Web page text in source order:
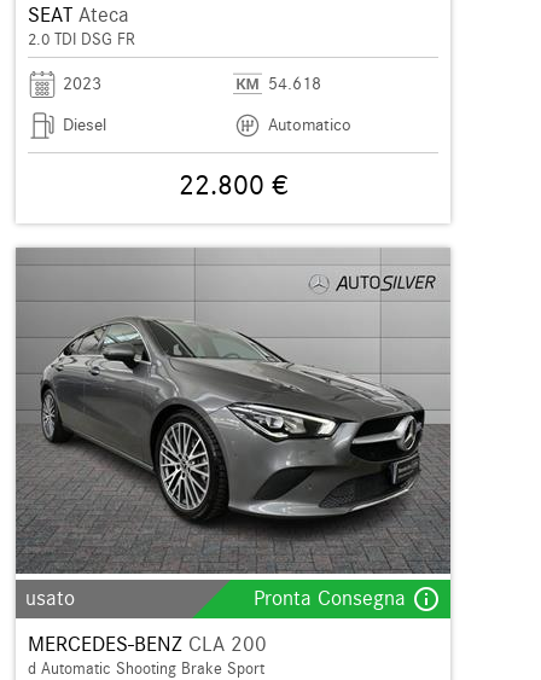
SEAT Ateca
2.0 TDI DSG FR
2023
54.618
Diesel
Automatico
22.800 €
usato Pronta Consegna info_outline
MERCEDES-BENZ CLA 200
d Automatic Shooting Brake Sport